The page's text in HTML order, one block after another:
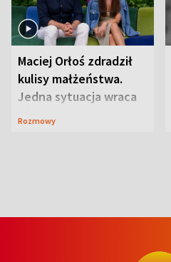
Maciej Orłoś zdradził
kulisy małżeństwa.
Jedna sytuacja wraca
jak bumerang
Rozmowy